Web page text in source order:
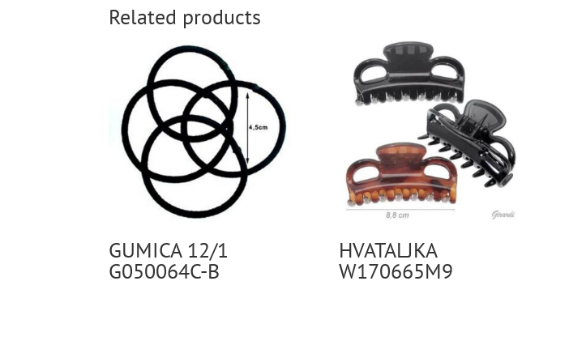
Related products
GUMICA 12/1
G050064C-B
HVATALJKA
W170665M9